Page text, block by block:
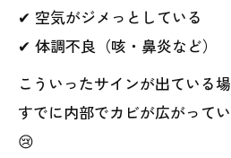
✔ 空気がジメっとしている
✔ 体調不良（咳・鼻炎など）
こういったサインが出ている場
すでに内部でカビが広がって
😢